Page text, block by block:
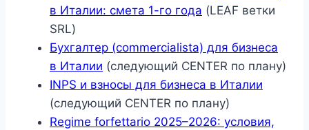
в Италии: смета 1-го года (LEAF ветки
SRL)
Бухгалтер (commercialista) для бизнеса
в Италии (следующий CENTER по плану)
INPS и взносы для бизнеса в Италии
(следующий CENTER по плану)
Regime forfettario 2025–2026: условия,